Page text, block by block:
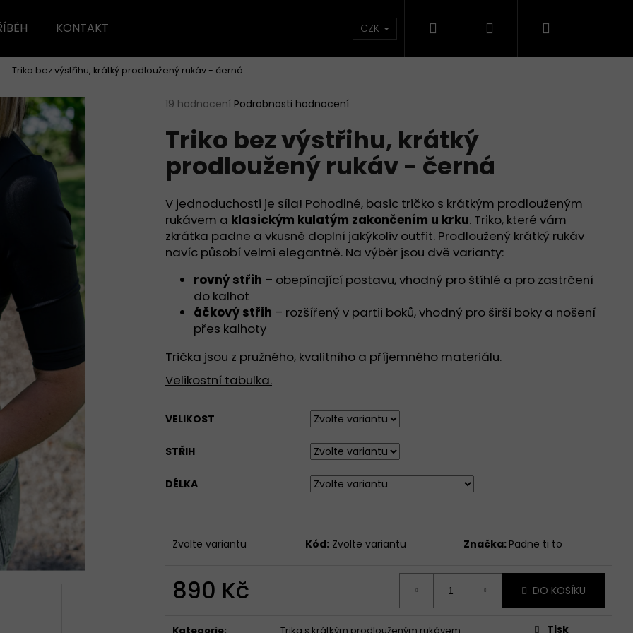
KONTAKT CZK Přihlášení
Triko bez výstřihu, krátký prodloužený rukáv - černá
Průměrné
produktu
5
hvězdiček.
19 hodnocení Podrobnosti hodnocení
Triko bez výstřihu, krátký
prodloužený rukáv - černá
V jednoduchosti je síla! Pohodlné, basic tričko s krátkým prodlouženým
rukávem a klasickým kulatým zakončením u krku. Triko, které vám
zkrátka padne a vkusně doplní jakýkoliv outfit. Prodloužený krátký rukáv
navíc působí velmi elegantně. Na výběr jsou dvě varianty:
rovný střih – obepínající postavu, vhodný pro štíhlé a pro zastrčení
do kalhot
áčkový střih – rozšířený v partii boků, vhodný pro širší boky a nošení
přes kalhoty
Trička jsou z pružného, kvalitního a příjemného materiálu.
Velikostní tabulka.
VELIKOST
STŘIH
DÉLKA
Zvolte variantu Kód: Zvolte variantu Značka: Padne ti to
890 Kč DO KOŠÍKU
Tisk
Co potřebujete najít?
HLEDAT
Doporučujeme
Následující
S HRANATÝM VÝSTŘIHEM - ČERNÁ
Kč
TRIKO BEZ VÝSTŘIHU, KRÁTKÝ
PRODLOUŽENÝ RUKÁV - ČERNÁ
890 Kč